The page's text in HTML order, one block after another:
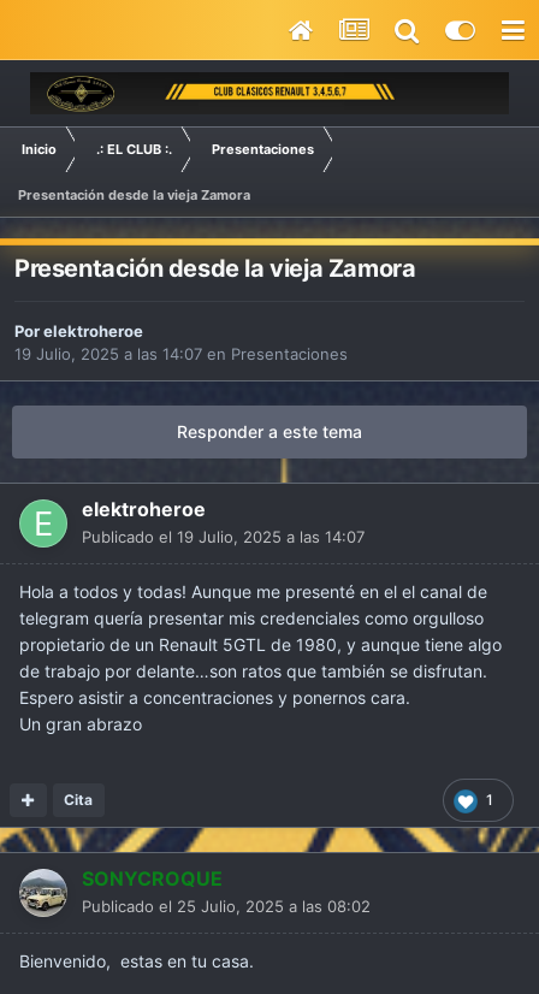
Inicio .: EL CLUB :. Presentaciones
Presentación desde la vieja Zamora
Presentación desde la vieja Zamora
Porelektroheroe
19 Julio, 2025 a las 14:07 en Presentaciones
Responder a este tema
elektroheroe
Publicado el 19 Julio, 2025 a las 14:07
Hola a todos y todas! Aunque me presenté en el el canal de
telegram quería presentar mis credenciales como orgulloso
propietario de un Renault 5GTL de 1980, y aunque tiene algo
de trabajo por delante…son ratos que también se disfrutan.
Espero asistir a concentraciones y ponernos cara.
Un gran abrazo
1
Cita
SONYCROQUE
Publicado el 25 Julio, 2025 a las 08:02
Bienvenido, estas en tu casa.